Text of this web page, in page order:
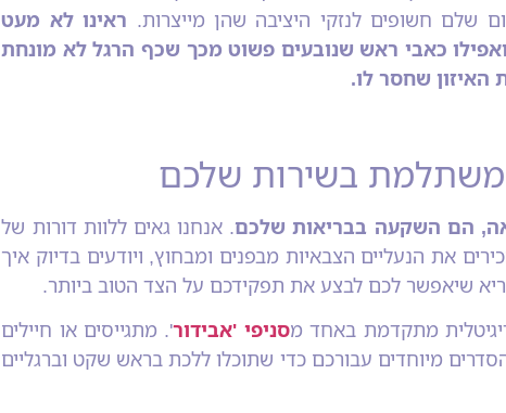
שלם חשופים לנזקי היציבה שהן מייצרות. ראינו לא מעט
כאבי ראש שנובעים פשוט מכך שכף הרגל לא מונחת
האיזון שחסר לו.
בשירות שלכם
הם השקעה בבריאות שלכם. אנחנו גאים ללוות דורות של
את הנעליים הצבאיות מבפנים ומבחוץ, ויודעים בדיוק איך
שיאפשר לכם לבצע את תפקידכם על הצד הטוב ביותר.
מתקדמת באחד מסניפי 'אבידור'. מתגייסים או חיילים
מיוחדים עבורכם כדי שתוכלו ללכת בראש שקט וברגליים